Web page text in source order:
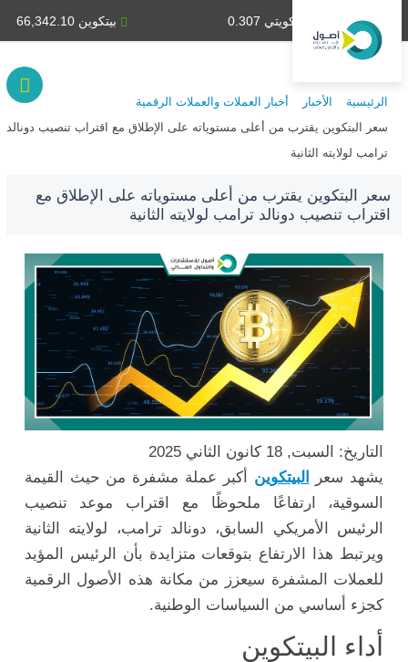
بيتكوين 66,342.10 دينار كويتي 0.307
الرئيسية الأخبار
أخبار العملات والعملات الرقمية
سعر البتكوين يقترب من أعلى مستوياته على الإطلاق مع اقتراب تنصيب دونالد
ترامب لولايته الثانية
سعر البتكوين يقترب من أعلى مستوياته على الإطلاق مع
اقتراب تنصيب دونالد ترامب لولايته الثانية
التاريخ: السبت, 18 كانون الثاني 2025
يشهد سعر
البيتكوين أكبر عملة مشفرة من حيث القيمة
السوقية، ارتفاعًا ملحوظًا مع اقتراب موعد تنصيب
الرئيس الأمريكي السابق، دونالد ترامب، لولايته الثانية
ويرتبط هذا الارتفاع بتوقعات متزايدة بأن الرئيس المؤيد
للعملات المشفرة سيعزز من مكانة هذه الأصول الرقمية
كجزء أساسي من السياسات الوطنية.
أداء البيتكوين